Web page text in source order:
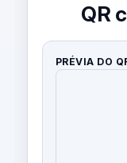
QR
PRÉVIA DO